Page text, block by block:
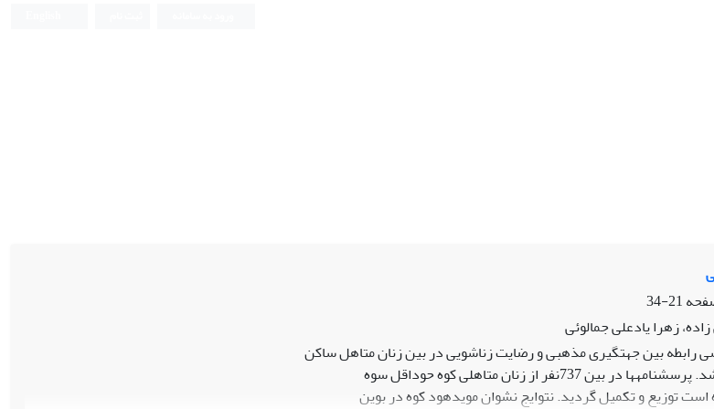
21-34
زهرا یادعلی جمالوئی
رابطه بین جهتگیری مذهبی و رضایت زناشویی در بین زنان متاهل ساکن
از زنان متاهلی کوه حوداقل سوه
توزیع و تکمیل گردید. نتوایج نشوان مویدهود کوه در بوین